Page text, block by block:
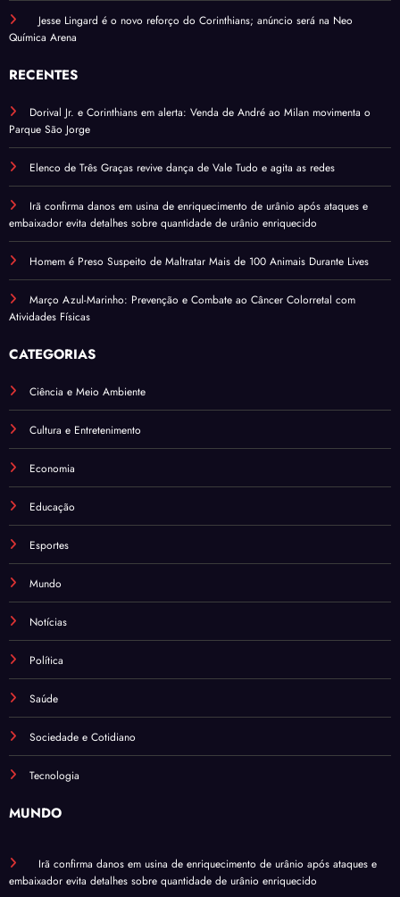
Jesse Lingard é o novo reforço do Corinthians; anúncio será na Neo
Química Arena
RECENTES
Dorival Jr. e Corinthians em alerta: Venda de André ao Milan movimenta o
Parque São Jorge
Elenco de Três Graças revive dança de Vale Tudo e agita as redes
Irã confirma danos em usina de enriquecimento de urânio após ataques e
embaixador evita detalhes sobre quantidade de urânio enriquecido
Homem é Preso Suspeito de Maltratar Mais de 100 Animais Durante Lives
Março Azul-Marinho: Prevenção e Combate ao Câncer Colorretal com
Atividades Físicas
CATEGORIAS
Ciência e Meio Ambiente
Cultura e Entretenimento
Economia
Educação
Esportes
Mundo
Notícias
Política
Saúde
Sociedade e Cotidiano
Tecnologia
MUNDO
Irã confirma danos em usina de enriquecimento de urânio após ataques e
embaixador evita detalhes sobre quantidade de urânio enriquecido